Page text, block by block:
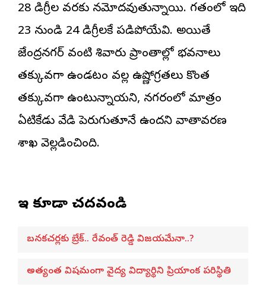
28 డిగ్రీల వరకు నమోదవుతున్నాయి. గతంలో ఇది
23 నుండి 24 డిగ్రీలకే పడిపోయేవి. అయితే
రాజేంద్రనగర్ వంటి శివారు ప్రాంతాల్లో భవనాలు
తక్కువగా ఉండటం వల్ల ఉష్ణోగ్రతలు కొంత
తక్కువగా ఉంటున్నాయని, నగరంలో మాత్రం
ఏటికేడు వేడి పెరుగుతూనే ఉందని వాతావరణ
శాఖ వెల్లడించింది.
ఇవి కూడా చదవండి
బనకచర్లకు బ్రేక్.. రేవంత్ రెడ్డి విజయమేనా..?
అత్యంత విషమంగా వైద్య విద్యార్థిని ప్రియాంక పరిస్థితి